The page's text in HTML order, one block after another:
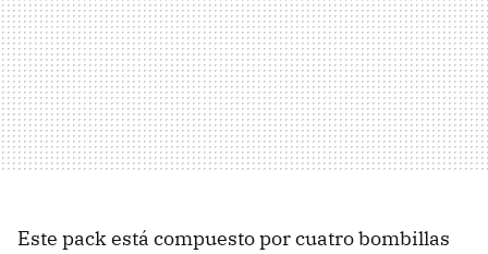
Este pack está compuesto por cuatro bombillas